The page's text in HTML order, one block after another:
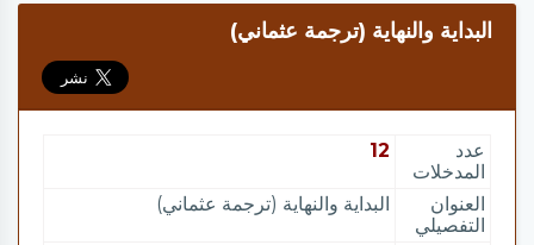
البداية والنهاية (ترجمة عثماني)
عدد
المدخلات
12
العنوان
التفصيلي
البداية والنهاية (ترجمة عثماني)